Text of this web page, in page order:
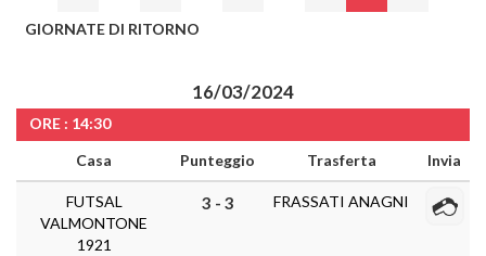
GIORNATE DI RITORNO
16/03/2024
ORE : 14:30
Casa
Punteggio Trasferta Invia
FUTSAL
VALMONTONE
1921
3 - 3 FRASSATI ANAGNI